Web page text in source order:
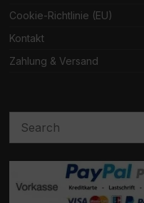
Cookie-Richtlinie (EU)
Kontakt
Zahlung & Versand